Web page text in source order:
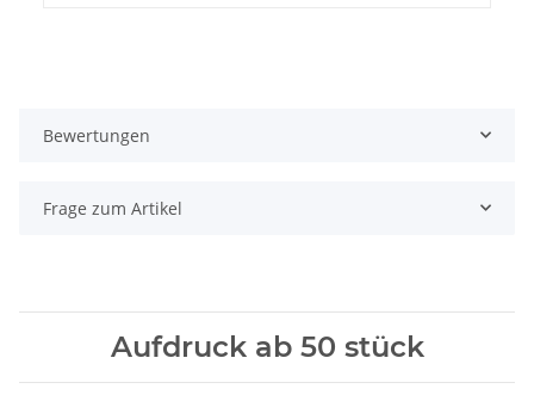
Bewertungen
Frage zum Artikel
Aufdruck ab 50 stück